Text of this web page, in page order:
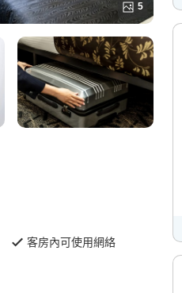
5
客房內可使用網絡